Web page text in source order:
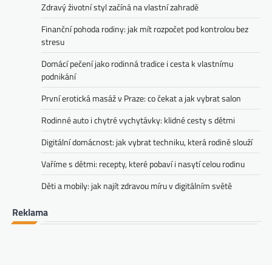
Zdravý životní styl začíná na vlastní zahradě
Finanční pohoda rodiny: jak mít rozpočet pod kontrolou bez
stresu
Domácí pečení jako rodinná tradice i cesta k vlastnímu
podnikání
První erotická masáž v Praze: co čekat a jak vybrat salon
Rodinné auto i chytré vychytávky: klidné cesty s dětmi
Digitální domácnost: jak vybrat techniku, která rodině slouží
Vaříme s dětmi: recepty, které pobaví i nasytí celou rodinu
Děti a mobily: jak najít zdravou míru v digitálním světě
Reklama